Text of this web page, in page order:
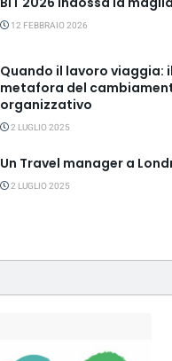
12 FEBBRAIO 2026
Quando il lavoro viaggia:
metafora del
organizzativo
2 LUGLIO 2025
Un Travel manager a
2 LUGLIO 2025